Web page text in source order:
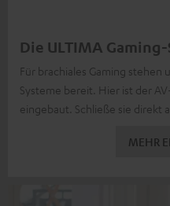
Die ULTIMA
Für brachiales Gaming stehen
Systeme bereit. Hier ist der
eingebaut. Schließe sie direkt
MEHR